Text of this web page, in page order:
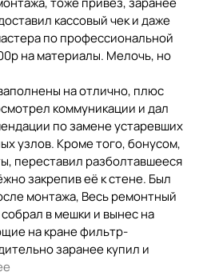
кассовый чек и даже
по профессиональной
на материалы. Мелочь, но
на отлично, плюс
коммуникации и дал
по замене устаревших
узлов. Кроме того, бонусом,
переставил разболтавшееся
закрепив её к стене. Был
монтажа, Весь ремонтный
в мешки и вынес на
на кране фильтр-
заранее купил и